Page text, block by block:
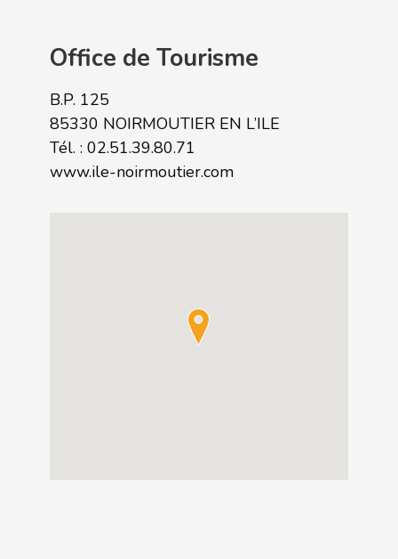
Office de Tourisme
B.P. 125
85330 NOIRMOUTIER EN L’ILE
Tél. : 02.51.39.80.71
www.ile-noirmoutier.com